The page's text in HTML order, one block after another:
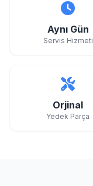
Aynı Gün
Servis Hizmeti
Orjinal
Yedek Parça